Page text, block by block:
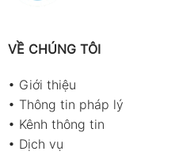
VỀ CHÚNG TÔI
• Giới thiệu
• Thông tin pháp lý
• Kênh thông tin
• Dịch vụ